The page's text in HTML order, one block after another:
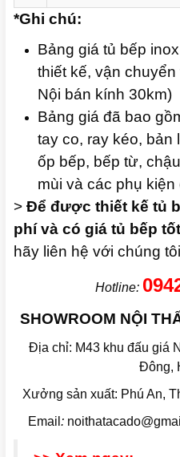
*Ghi chú:
Bảng giá tủ bếp
thiết kế, vận
Nội bán kính 30km)
Bảng giá đã bao
tay co, ray kéo, bản
ốp bếp, bếp từ,
mùi và các phụ
> Để được thiết kế tủ
phí và có giá tủ bếp
hãy liên hệ với chúng
Hotline:
SHOWROOM NỘI
Địa chỉ: M43 khu đấu giá
Đông,
Xưởng sản xuất: Phú An,
Email :